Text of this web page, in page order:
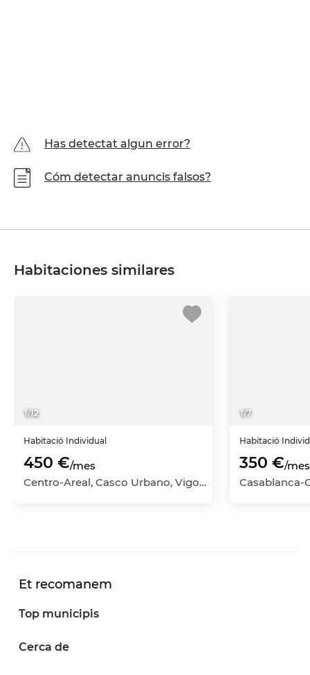
Has detectat algun error?
Cóm detectar anuncis falsos?
Habitaciones similares
1/12
Habitació Individual
450 €/mes
Centro-Areal, Casco Urbano, Vigo, Pontevedra
1/7
Habitació
350 €/mes
Et recomanem
Top municipis
Cerca de